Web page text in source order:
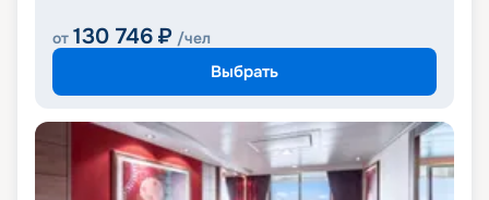
от 130 746 ₽ /чел
Выбрать